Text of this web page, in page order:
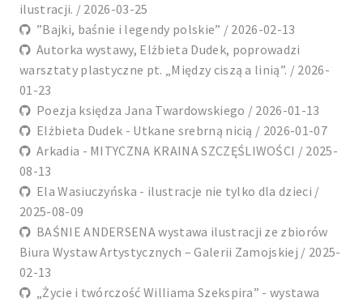
ilustracji. / 2026-03-25
”Bajki, baśnie i legendy polskie” / 2026-02-13
Autorka wystawy, Elżbieta Dudek, poprowadzi
warsztaty plastyczne pt. „Między ciszą a linią”. / 2026-
01-23
Poezja księdza Jana Twardowskiego / 2026-01-13
Elżbieta Dudek - Utkane srebrną nicią / 2026-01-07
Arkadia - MITYCZNA KRAINA SZCZĘŚLIWOŚCI / 2025-
08-13
Ela Wasiuczyńska - ilustracje nie tylko dla dzieci /
2025-08-09
BAŚNIE ANDERSENA wystawa ilustracji ze zbiorów
Biura Wystaw Artystycznych – Galerii Zamojskiej / 2025-
02-13
„Życie i twórczość Williama Szekspira” - wystawa